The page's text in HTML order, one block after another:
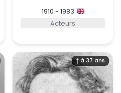
1910 - 1983
Acteurs
† à 37 ans